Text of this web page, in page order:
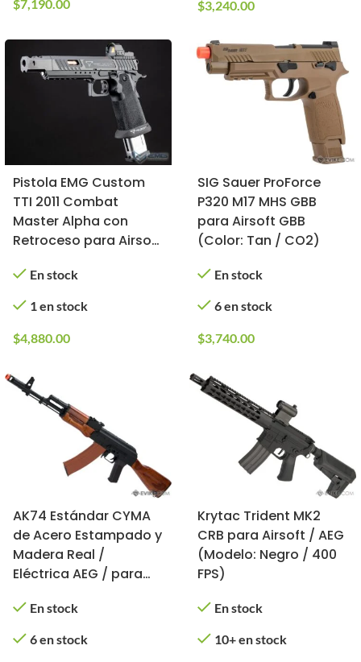
$7,190.00 $3,240.00
Pistola EMG Custom
TTI 2011 Combat
Master Alpha con
Retroceso para Airsoft
En stock
1 en stock
$4,880.00
SIG Sauer ProForce
P320 M17 MHS GBB
para Airsoft GBB
(Color: Tan / CO2)
En stock
6 en stock
$3,740.00
AK74 Estándar CYMA
de Acero Estampado y
Madera Real /
Eléctrica AEG / para
En stock
6 en stock
Krytac Trident MK2
CRB para Airsoft / AEG
(Modelo: Negro / 400
FPS)
En stock
10+ en stock